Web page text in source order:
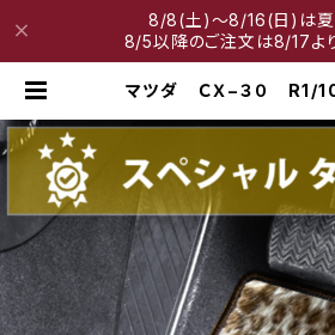
8/8(土)～8/16(日)は夏
8/5以降のご注文は8/17よ
マツダ ＣＸ−３０ R1/
スペシャルタイプ | 神戸